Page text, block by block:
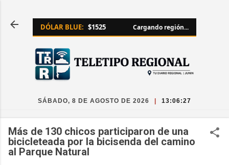
DÓLAR BLUE: $1525 Cargando región...
SÁBADO, 8 DE AGOSTO DE 2026 13:06:27
Más de 130 chicos participaron de una
bicicleteada por la bicisenda del camino
al Parque Natural